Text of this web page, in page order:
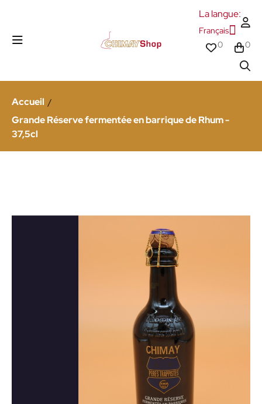
La langue:
Français
0
0
Accueil
Grande Réserve fermentée en barrique de Rhum -
37,5cl